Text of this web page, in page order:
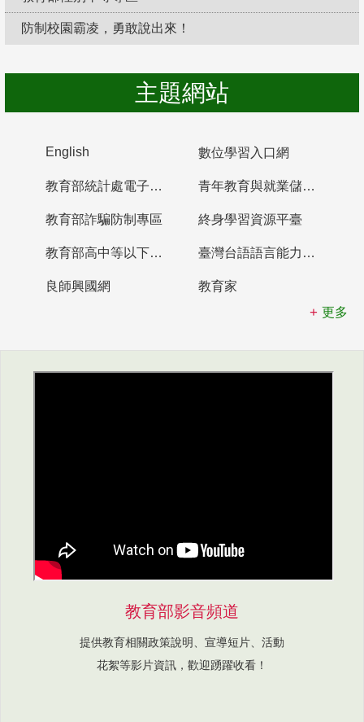
防制校園霸凌，勇敢說出來！
主題網站
English 數位學習入口網
教育部統計處電子書櫃 青年教育與就業儲蓄帳戶
教育部詐騙防制專區 終身學習資源平臺
教育部高中等以下學校及幼兒園教師資格檢定考試 臺灣台語語言能力認證網站
良師興國網
教育家
更多
教育部影音頻道
提供教育相關政策說明、宣導短片、活動
花絮等影片資訊，歡迎踴躍收看！